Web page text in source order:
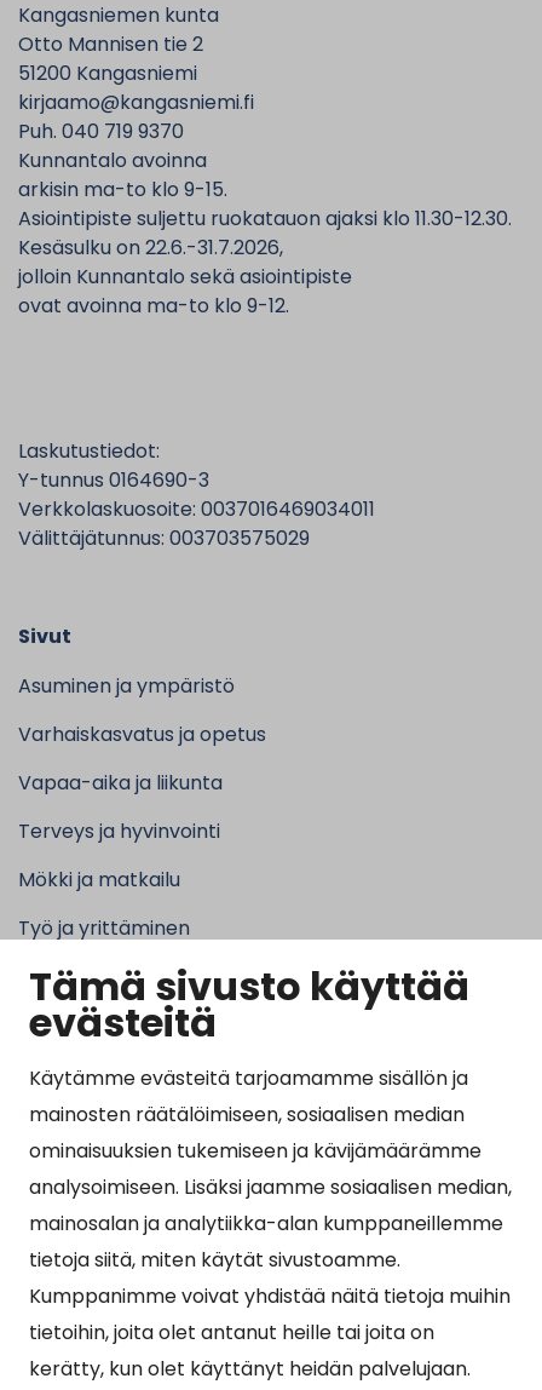
Tämä sivusto käyttää
evästeitä
Käytämme evästeitä tarjoamamme sisällön ja
mainosten räätälöimiseen, sosiaalisen median
ominaisuuksien tukemiseen ja kävijämäärämme
analysoimiseen. Lisäksi jaamme sosiaalisen median,
mainosalan ja analytiikka-alan kumppaneillemme
tietoja siitä, miten käytät sivustoamme.
Kumppanimme voivat yhdistää näitä tietoja muihin
tietoihin, joita olet antanut heille tai joita on
kerätty, kun olet käyttänyt heidän palvelujaan.
Kangasniemen kunta
Otto Mannisen tie 2
51200 Kangasniemi
kirjaamo@kangasniemi.fi
Puh. 040 719 9370
Kunnantalo avoinna
arkisin ma-to klo 9-15.
Asiointipiste suljettu ruokatauon ajaksi klo 11.30-12.30.
Kesäsulku on 22.6.-31.7.2026,
jolloin Kunnantalo sekä asiointipiste
ovat avoinna ma-to klo 9-12.
Laskutustiedot:
Y-tunnus 0164690-3
Verkkolaskuosoite: 0037016469034011
Välittäjätunnus: 003703575029
Sivut
Asuminen ja ympäristö
Varhaiskasvatus ja opetus
Vapaa-aika ja liikunta
Terveys ja hyvinvointi
Mökki ja matkailu
Työ ja yrittäminen
Kunta ja hallinto
Suosituimmat sivut
Esityslistat, pöytäkirjat, viranhaltijapäätökset ja
kuulutukset
Tietoa ja ohjeistusta koronavirukseen liittyen
Asiointipiste
Sähköinen asiointi